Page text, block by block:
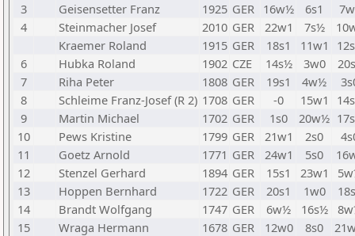
3
Geisensetter Franz 1925 GER 16w½ 6s1
4
Steinmacher Josef 2010 GER 22w1 7s½
Kraemer Roland
1915 GER 18s1 11w1
6
Hubka Roland 1902 CZE 14s½ 3w0
7
Riha Peter 1808 GER 19s1 4w½
8
Schleime Franz-Josef (R 2) 1708 GER -0 15w1
9
Martin Michael 1702 GER 1s0 20w½
10
Pews Kristine 1799 GER 21w1 2s0
11
Goetz Arnold 1771 GER 24w1 5s0
12
Stenzel Gerhard 1894 GER 15s1 23w1
13
Hoppen Bernhard 1722 GER 20s1 1w0
14
Brandt Wolfgang 1747 GER 6w½ 16s½
15
Wraga Hermann 1678 GER 12w0 8s0